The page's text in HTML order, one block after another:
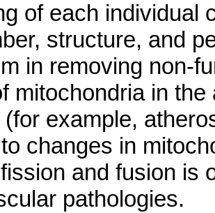
of each individual
structure, and
in removing non-
mitochondria in
example,
changes in
and fusion is
pathologies.